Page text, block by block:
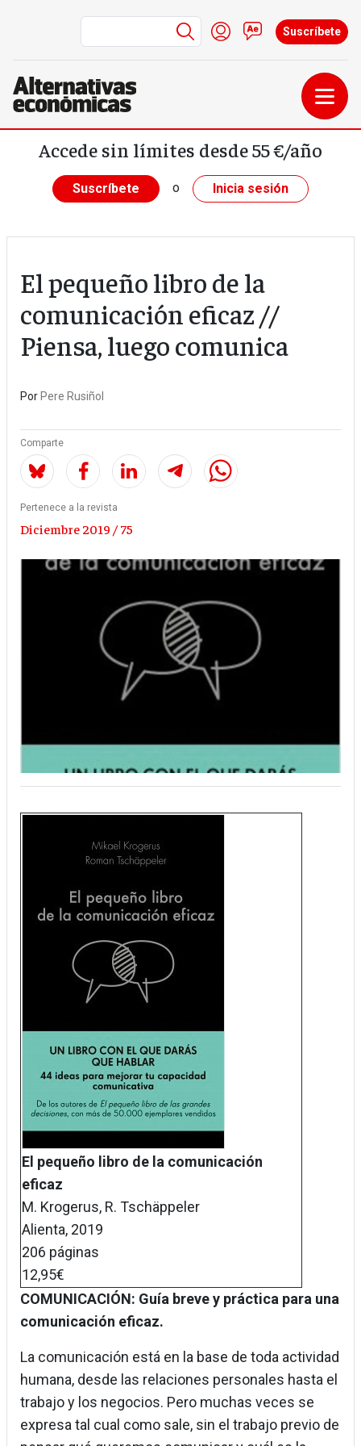
Pasar al contenido principal
Menú de cuenta de
Iniciar sesión
Contacto
Suscríbete
Accede sin límites desde 55 €/año
Suscríbete o Inicia sesión
El pequeño libro de la
comunicación eficaz //
Piensa, luego comunica
Por Pere Rusiñol
Comparte
Pertenece a la revista
Diciembre 2019 / 75
El pequeño libro de la comunicación
eficaz
M. Krogerus, R. Tschäppeler
Alienta, 2019
206 páginas
12,95€
COMUNICACIÓN: Guía breve y práctica para una
comunicación eficaz.
La comunicación está en la base de toda actividad
humana, desde las relaciones personales hasta el
trabajo y los negocios. Pero muchas veces se
expresa tal cual como sale, sin el trabajo previo de